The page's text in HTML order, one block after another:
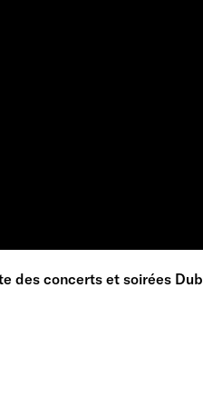
des concerts et soirées Dub